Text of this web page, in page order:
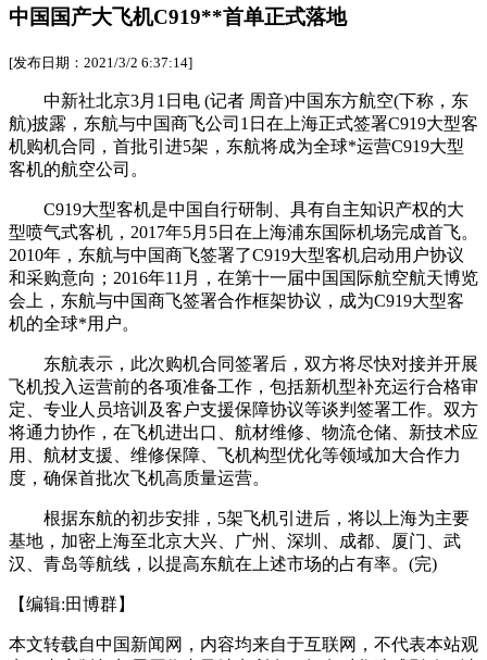
中国国产大飞机C919**首单正式落地
[发布日期：2021/3/2 6:37:14]
中新社北京3月1日电 (记者 周音)中国东方航空(下称，东
航)披露，东航与中国商飞公司1日在上海正式签署C919大型客
机购机合同，首批引进5架，东航将成为全球*运营C919大型
客机的航空公司。
C919大型客机是中国自行研制、具有自主知识产权的大
型喷气式客机，2017年5月5日在上海浦东国际机场完成首飞。
2010年，东航与中国商飞签署了C919大型客机启动用户协议
和采购意向；2016年11月，在第十一届中国国际航空航天博览
会上，东航与中国商飞签署合作框架协议，成为C919大型客
机的全球*用户。
东航表示，此次购机合同签署后，双方将尽快对接并开展
飞机投入运营前的各项准备工作，包括新机型补充运行合格审
定、专业人员培训及客户支援保障协议等谈判签署工作。双方
将通力协作，在飞机进出口、航材维修、物流仓储、新技术应
用、航材支援、维修保障、飞机构型优化等领域加大合作力
度，确保首批次飞机高质量运营。
根据东航的初步安排，5架飞机引进后，将以上海为主要
基地，加密上海至北京大兴、广州、深圳、成都、厦门、武
汉、青岛等航线，以提高东航在上述市场的占有率。(完)
【编辑:田博群】
本文转载自中国新闻网，内容均来自于互联网，不代表本站观